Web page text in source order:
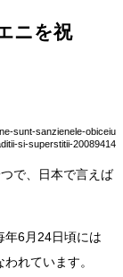
ニを祝
sunt-sanzienele-obiceiu
si-superstitii-20089414
で、日本で言えば
年6月24日頃には
れています。